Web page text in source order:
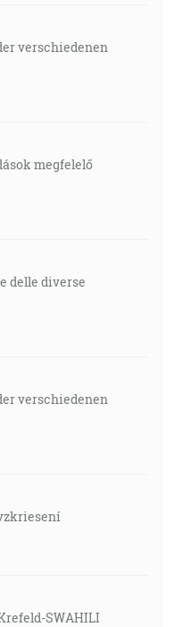
verschiedenen
megfelelő
delle diverse
verschiedenen
SWAHILI